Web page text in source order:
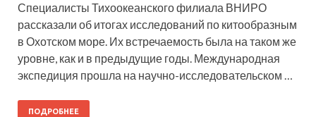
Специалисты Тихоокеанского филиала ВНИРО
рассказали об итогах исследований по китообразным
в Охотском море. Их встречаемость была на таком же
уровне, как и в предыдущие годы. Международная
экспедиция прошла на научно-исследовательском …
ПОДРОБНЕЕ